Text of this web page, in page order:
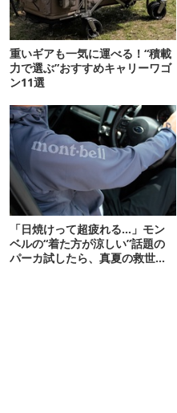
重いギアも一気に運べる！“積載
力で選ぶ”おすすめキャリーワゴ
ン11選
「日焼けって超疲れる…」モン
ベルの“着た方が涼しい”話題の
パーカ試したら、真夏の救世主